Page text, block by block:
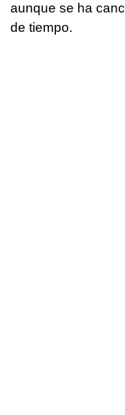
aunque se ha
de tiempo.